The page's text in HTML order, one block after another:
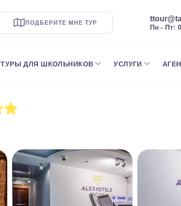
ПОДБЕРИТЕ МНЕ ТУР
Пн - Пт:
ТУРЫ ДЛЯ ШКОЛЬНИКОВ УСЛУГИ